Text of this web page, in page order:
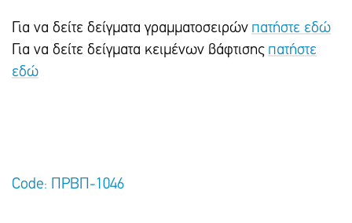
Για να δείτε δείγματα γραμματοσειρών πατήστε εδώ
Για να δείτε δείγματα κειμένων βάφτισης πατήστε
εδώ
Code: ΠΡΒΠ-1046